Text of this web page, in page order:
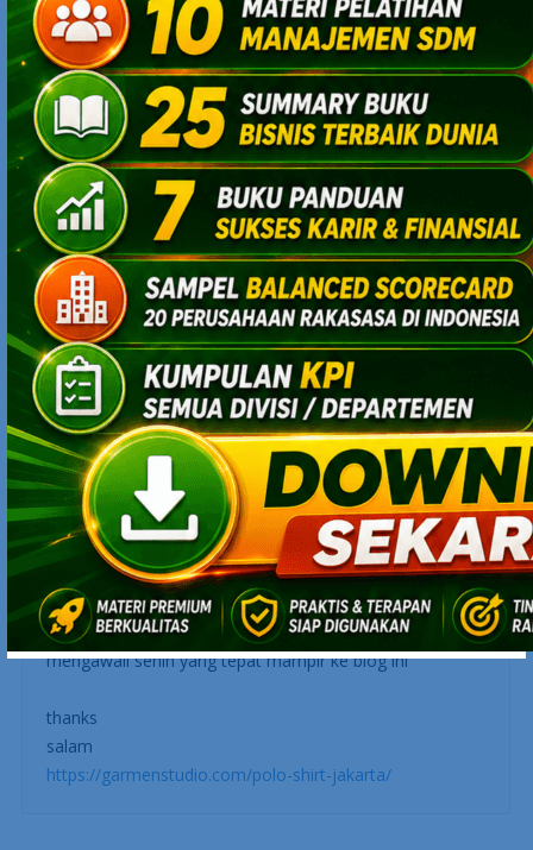
akan naik.
Jika karir bos mandek karir kita juga mandek. Kalau mau
naik ya harus pindah kerja.
DUTAPRAJA
MARCH 4, 2017 AT 6:17 PM
comfort zone menjadi salah satu alasan kenapa karir
dan gaji stuck
GARMEN STUDIO
MARCH 5, 2017 AT 10:47 PM
penampilan suhu yg mengejutkan hehe..
alhamdulillah rekening tidak menakutkan jadi masih bisa
berpikir segar hehe
mengawali senin yang tepat mampir ke blog ini
thanks
salam
https://garmenstudio.com/polo-shirt-jakarta/